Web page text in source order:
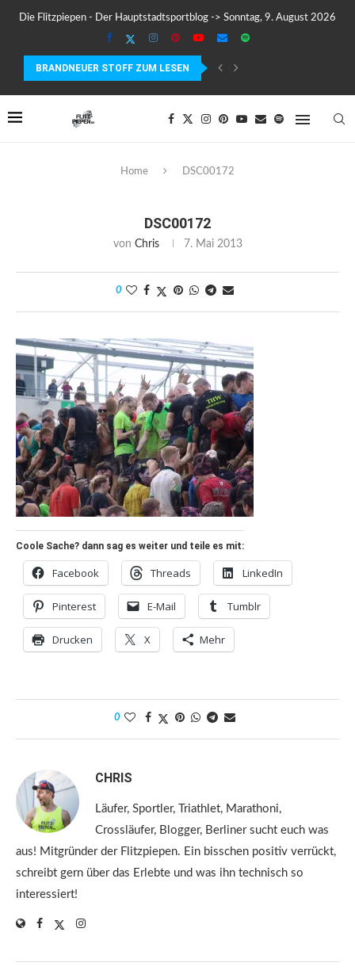
Die Flitzpiepen - Der Hauptstadtsportblog -> Sonntag, 9. August 2026
BRANDNEUER STOFF ZUM LESEN
COROS PACE 4 IM TEST – LEICHT, SCHNELL...
Home DSC00172
DSC00172
von Chris 7. Mai 2013
0
Coole Sache? dann sag es weiter und teile es mit:
Facebook Threads LinkedIn
Pinterest E-Mail Tumblr
Drucken X Mehr
0
CHRIS
Läufer, Sportler, Triathlet, Marathoni,
Crossläufer, Blogger, Berliner sucht euch was
aus! Mitgründer der Flitzpiepen. Ein bisschen positiv verrückt,
schreibt gern über das Erlebte und was ihn technisch so
interessiert!